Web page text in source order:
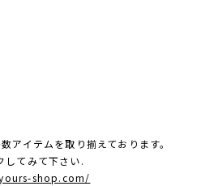
イテムを取り揃えております。
してみて下さい.
shop.com/